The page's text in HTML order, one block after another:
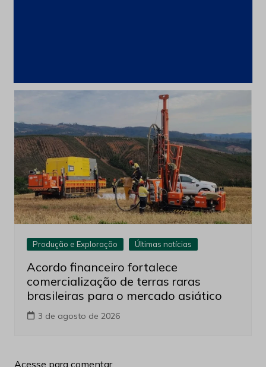
Produção e Exploração Últimas notícias
Acordo financeiro fortalece
comercialização de terras raras
brasileiras para o mercado asiático
3 de agosto de 2026
Acesse para comentar.